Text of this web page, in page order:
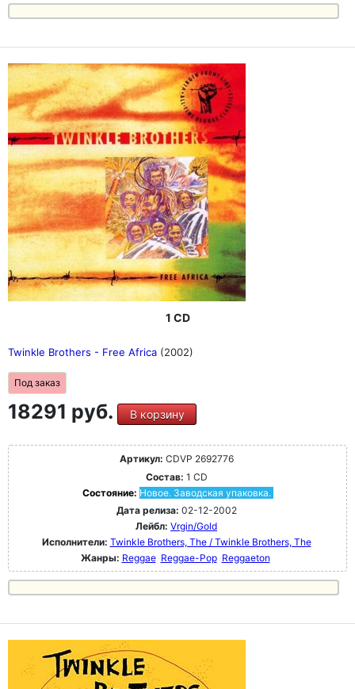
1 CD
Twinkle Brothers - Free Africa (2002)
Под заказ
18291 руб. В корзину
Артикул: CDVP 2692776
Состав: 1 CD
Состояние: Новое. Заводская упаковка.
Дата релиза: 02-12-2002
Лейбл: Vrgin/Gold
Исполнители: Twinkle Brothers, The / Twinkle Brothers, The
Жанры: Reggae Reggae-Pop Reggaeton